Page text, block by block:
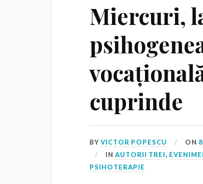
Miercuri,
cuprinde
BYVICTOR POPESCU ON
INAUTORII TREI,
PSIHOTERAPIE